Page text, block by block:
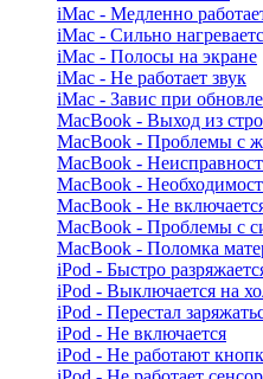
iMac - Медленно
iMac - Сильно
iMac - Полосы на экране
iMac - Не работает звук
iMac - Завис при
MacBook - Выход из
MacBook - Проблемы с
MacBook -
MacBook -
MacBook - Не
MacBook - Проблемы с
MacBook - Поломка
iPod - Быстро
iPod - Выключается на
iPod - Перестал
iPod - Не включается
iPod - Не работают